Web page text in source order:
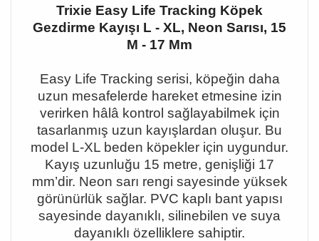
Trixie Easy Life Tracking Köpek
Gezdirme Kayışı L - XL, Neon Sarısı, 15
M - 17 Mm
Easy Life Tracking serisi, köpeğin daha
uzun mesafelerde hareket etmesine izin
verirken hâlâ kontrol sağlayabilmek için
tasarlanmış uzun kayışlardan oluşur. Bu
model L-XL beden köpekler için uygundur.
Kayış uzunluğu 15 metre, genişliği 17
mm’dir. Neon sarı rengi sayesinde yüksek
görünürlük sağlar. PVC kaplı bant yapısı
sayesinde dayanıklı, silinebilen ve suya
dayanıklı özelliklere sahiptir.